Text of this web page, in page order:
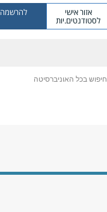
אזור אישי
לסטודנטים.יות
להרשמה
חיפוש בכל האוניברסיטה